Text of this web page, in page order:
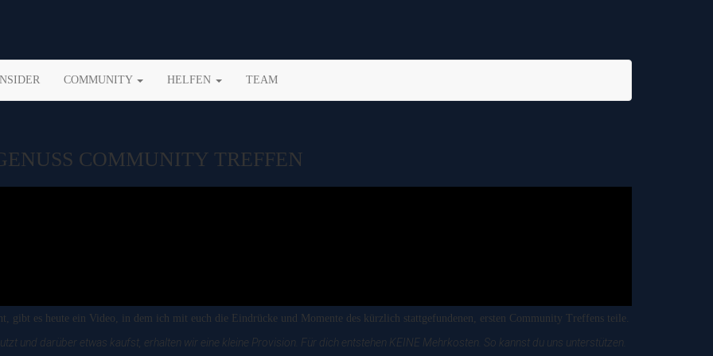
COMMUNITY HELFEN TEAM
COMMUNITY TREFFEN
gibt es heute ein Video, in dem ich mit euch die Eindrücke und Momente des kürzlich stattgefundenen, ersten Community Treffens teile.
und darüber etwas kaufst, erhalten wir eine kleine Provision. Für dich entstehen KEINE Mehrkosten. So kannst du uns unterstützen.